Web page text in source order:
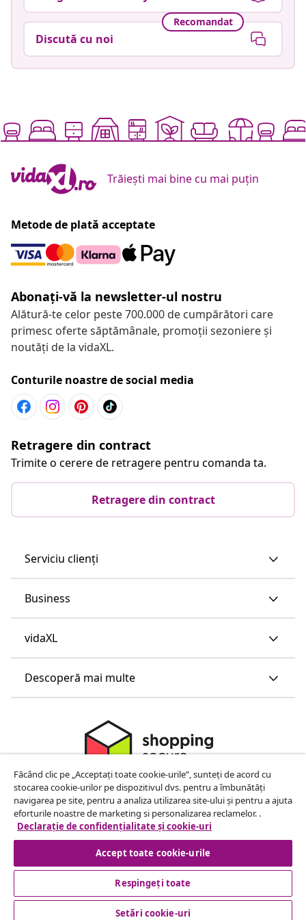
Recomandat
Discută cu noi
Trăiești mai bine cu mai puțin
Metode de plată acceptate
Abonați-vă la newsletter-ul nostru
Alătură-te celor peste 700.000 de cumpărători care
primesc oferte săptămânale, promoții sezoniere și
noutăți de la vidaXL.
Conturile noastre de social media
Retragere din contract
Trimite o cerere de retragere pentru comanda ta.
Retragere din contract
Serviciu clienți
Business
vidaXL
Descoperă mai multe
© 2008-2026 vidaXL www.vidaxl.ro este pagina de internet a
vidaXL Marketplace Europe B.V.
Făcând clic pe „Acceptați toate cookie-urile”, sunteți de acord cu
stocarea cookie-urilor pe dispozitivul dvs. pentru a îmbunătăți
navigarea pe site, pentru a analiza utilizarea site-ului și pentru a ajuta
eforturile noastre de marketing si personalizarea reclamelor. .
Declarație de confidențialitate și cookie-uri
Accept toate cookie-urile
Respingeți toate
Setări cookie-uri